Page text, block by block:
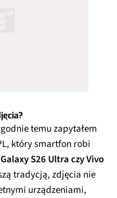
temu zapytałem
który smartfon robi
S26 Ultra czy Vivo
tradycją, zdjęcia nie
urządzeniami,